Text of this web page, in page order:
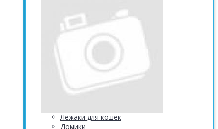
Лежаки для кошек
Домики